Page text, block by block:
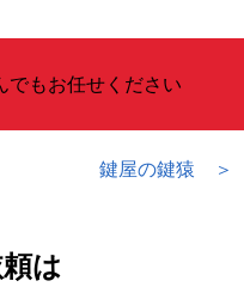
鍵屋の鍵猿
は